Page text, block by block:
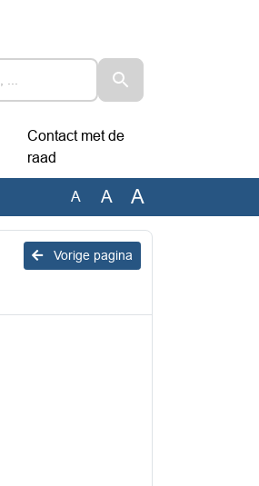
Contact met de
raad
A A A
Vorige pagina